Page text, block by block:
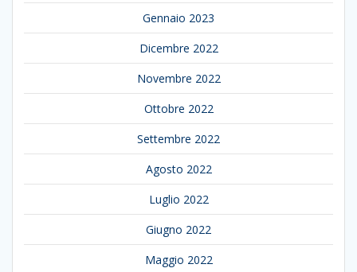
Gennaio 2023
Dicembre 2022
Novembre 2022
Ottobre 2022
Settembre 2022
Agosto 2022
Luglio 2022
Giugno 2022
Maggio 2022